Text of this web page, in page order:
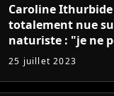
Caroline
totalement nue
naturiste : "je ne
j'arriverais à le
25 juillet 2023